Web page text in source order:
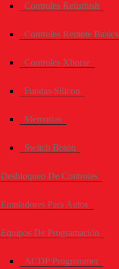
Controles Refurbish
Controles Remote Basics
Controles Xhorse
Fundas Silicon
Memorias
Switch Botón
Desbloqueo De Controles
Emuladores Para Autos
Equipos De Programación
ACDP Programmer